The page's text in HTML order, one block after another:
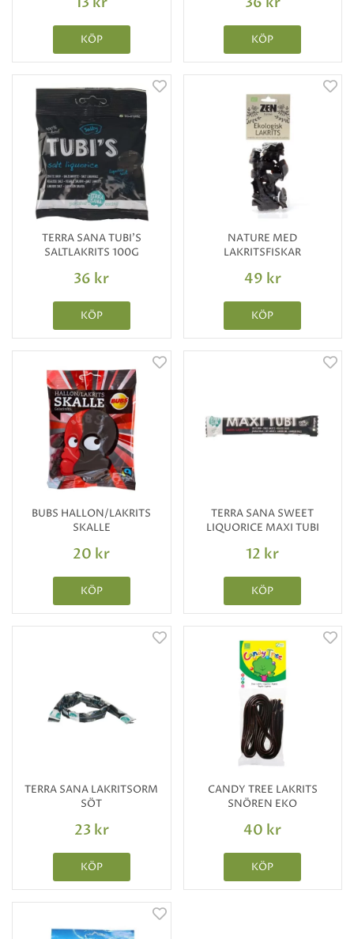
KÖP KÖP
TERRA SANA TUBI'S
SALTLAKRITS 100G
36 kr
KÖP
NATURE MED
LAKRITSFISKAR
49 kr
KÖP
BUBS HALLON/LAKRITS
SKALLE
20 kr
KÖP
TERRA SANA SWEET
LIQUORICE MAXI TUBI
12 kr
KÖP
TERRA SANA LAKRITSORM
SÖT
23 kr
KÖP
CANDY TREE LAKRITS
SNÖREN EKO
40 kr
KÖP